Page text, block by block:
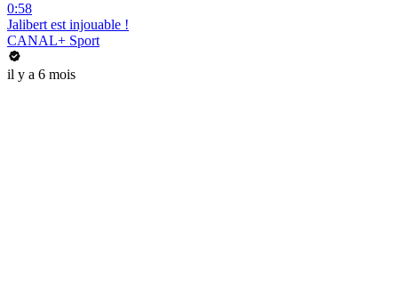
0:58
Jalibert est injouable !
CANAL+ Sport
il y a 6 mois